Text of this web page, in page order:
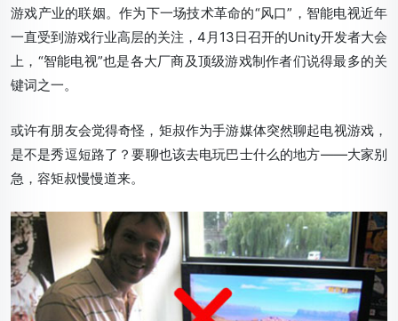
游戏产业的联姻。作为下一场技术革命的“风口”，智能电视近年
一直受到游戏行业高层的关注，4月13日召开的Unity开发者大会
上，“智能电视”也是各大厂商及顶级游戏制作者们说得最多的关
键词之一。
或许有朋友会觉得奇怪，矩叔作为手游媒体突然聊起电视游戏，
是不是秀逗短路了？要聊也该去电玩巴士什么的地方——大家别
急，容矩叔慢慢道来。